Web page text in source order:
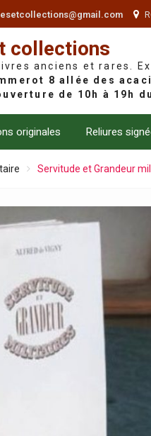
collections
anciens et rares.
originales Reliures
Servitude et Grandeur